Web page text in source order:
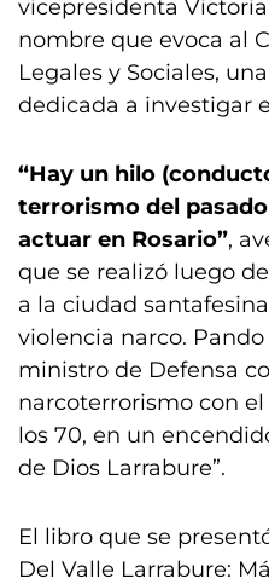
vicepresidenta
nombre que evoca al
Legales y Sociales,
dedicada a investigar
“Hay un hilo
terrorismo del
actuar en Rosario”,
que se realizó luego
a la ciudad
violencia narco. Pando
ministro de Defensa
narcoterrorismo con
los 70, en un
de Dios Larrabure”.
El libro que se
Del Valle Larrabure: